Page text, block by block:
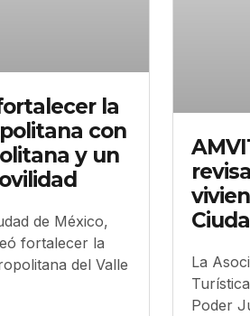
la
con
y un
de México,
fortalecer la
del Valle
La
Poder